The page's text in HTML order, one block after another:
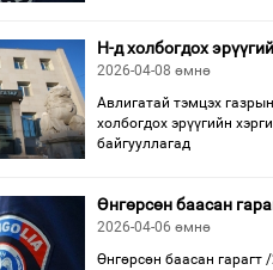
Н-д холбогдох
2026-04-08 өмнө
Авлигатай тэмцэх
холбогдох эрүүгийн
байгууллагад
Өнгөрсөн баасан
2026-04-06 өмнө
Өнгөрсөн баасан гарагт